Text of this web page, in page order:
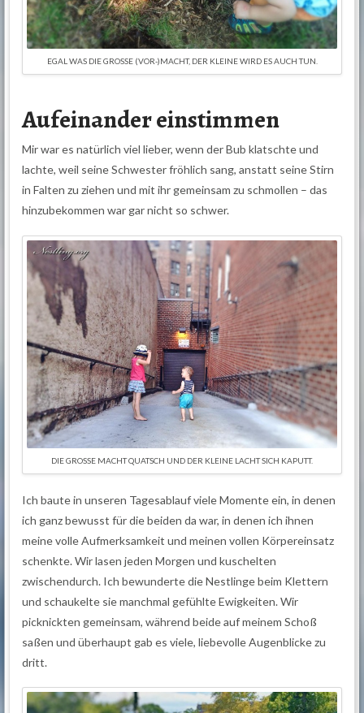
EGAL WAS DIE GROSSE (VOR-)MACHT, DER KLEINE WIRD ES AUCH TUN.
Aufeinander einstimmen
Mir war es natürlich viel lieber, wenn der Bub klatschte und
lachte, weil seine Schwester fröhlich sang, anstatt seine Stirn
in Falten zu ziehen und mit ihr gemeinsam zu schmollen – das
hinzubekommen war gar nicht so schwer.
DIE GROSSE MACHT QUATSCH UND DER KLEINE LACHT SICH KAPUTT.
Ich baute in unseren Tagesablauf viele Momente ein, in denen
ich ganz bewusst für die beiden da war, in denen ich ihnen
meine volle Aufmerksamkeit und meinen vollen Körpereinsatz
schenkte. Wir lasen jeden Morgen und kuschelten
zwischendurch. Ich bewunderte die Nestlinge beim Klettern
und schaukelte sie manchmal gefühlte Ewigkeiten. Wir
picknickten gemeinsam, während beide auf meinem Schoß
saßen und überhaupt gab es viele, liebevolle Augenblicke zu
dritt.